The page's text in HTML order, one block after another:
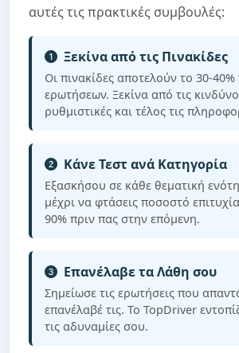
αυτές τις πρακτικές συμβουλές:
Ξεκίνα από τις Πινακίδες
Οι πινακίδες αποτελούν το 30-
ερωτήσεων. Ξεκίνα από τις
ρυθμιστικές και τέλος τις
Κάνε Τεστ ανά Κατηγορία
Εξασκήσου σε κάθε θεματική
μέχρι να φτάσεις ποσοστό
90% πριν πας στην επόμενη.
Επανέλαβε τα Λάθη σου
Σημείωσε τις ερωτήσεις που
επανέλαβέ τις. Το TopDriver
τις αδυναμίες σου.